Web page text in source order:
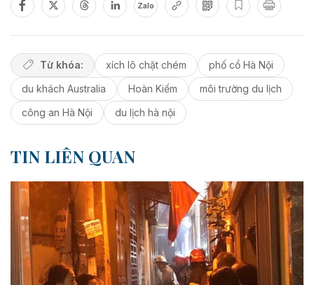
Zalo
Từ khóa: xích lô chặt chém
phố cổ Hà Nội
du khách Australia
Hoàn Kiếm
môi trường du lịch
công an Hà Nội
du lịch hà nội
TIN LIÊN QUAN